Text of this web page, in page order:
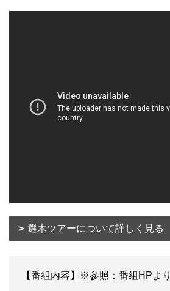
選木ツアーについて詳しく見る
【番組内容】※参照：番組HPより